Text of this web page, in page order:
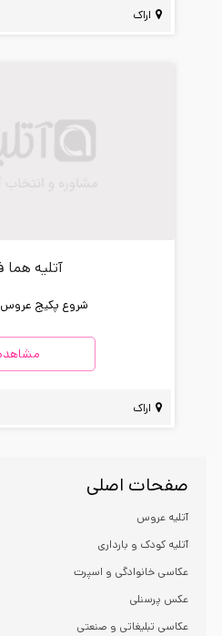
اراک
آتلیه هما
شروع پکیج
اراک
صفحات اصلی
آتلیه عروس
آتلیه کودک و بارداری
عکاسی خانوادگی و اسپرت
عکس پرسنلی
عکاسی تبلیغاتی و صنعتی